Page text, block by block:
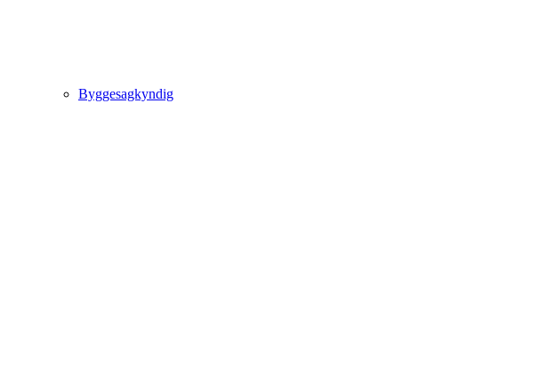
Byggesagkyndig